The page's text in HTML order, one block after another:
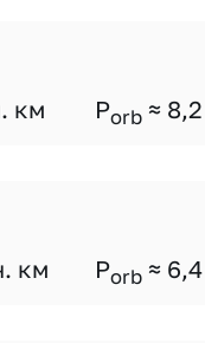
км Porb ≈ 8,2
км Porb ≈ 6,4